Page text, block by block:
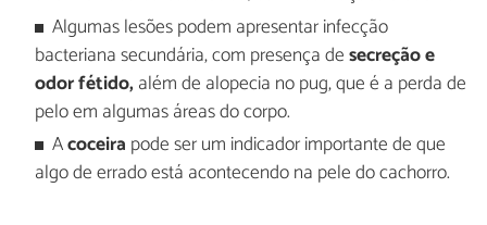
Algumas lesões podem apresentar infecção
bacteriana secundária, com presença desecreção e
odor fétido, além de alopecia no pug, que é a perda de
pelo em algumas áreas do corpo.
Acoceira pode ser um indicador importante de que
algo de errado está acontecendo na pele do cachorro.